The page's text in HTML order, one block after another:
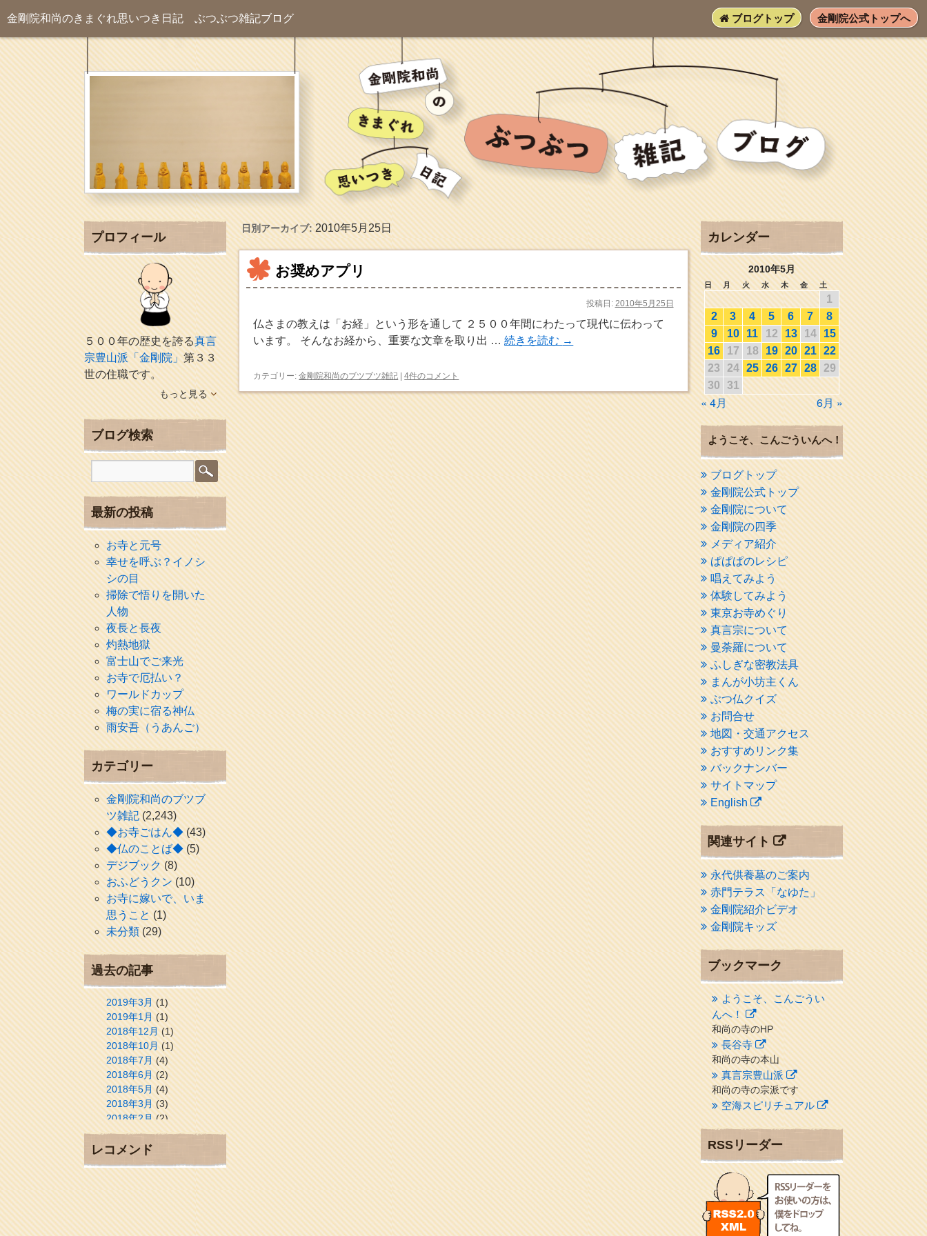
金剛院和尚のきまぐれ思いつき日記 ぶつぶつ雑記ブログ ブログトップ 金剛院公式トップへ
日別アーカイブ:2010年5月25日
お奨めアプリ
投稿日: 2010年5月25日
仏さまの教えは「お経」という形を通して ２５００年間にわたって現代に伝わって
います。 そんなお経から、重要な文章を取り出 …続きを読む →
カテゴリー: 金剛院和尚のブツブツ雑記 4件のコメント
プロフィール
５００年の歴史を誇る真言
宗豊山派「金剛院」第３３
世の住職です。
もっと見る
ブログ検索
最新の投稿
お寺と元号
幸せを呼ぶ？イノシ
シの目
掃除で悟りを開いた
人物
夜長と長夜
灼熱地獄
富士山でご来光
お寺で厄払い？
ワールドカップ
梅の実に宿る神仏
雨安吾（うあんご）
カテゴリー
金剛院和尚のブツブ
ツ雑記(2,243)
◆お寺ごはん◆(43)
◆仏のことば◆(5)
デジブック(8)
おふどうクン(10)
お寺に嫁いで、いま
思うこと(1)
未分類(29)
過去の記事
2019年3月(1)
2019年1月(1)
2018年12月(1)
2018年10月(1)
2018年7月(4)
2018年6月(2)
2018年5月(4)
2018年3月(3)
2018年2月(2)
2018年1月(2)
2017年12月
2017年10月(1)
2017年9月(4)
2017年8月(3)
2017年7月(1)
レコメンド
カレンダー
2010年5月
日 月 火 水 木 金 土
1
2
3 4 5 6 7
8
9
10 11 12 13 14
15
16
17 18 19 20 21 22
23
24 25 26 27 28
29
30
31
« 4月 6月 »
ようこそ、こんごういんへ！
ブログトップ
金剛院公式トップ
金剛院について
金剛院の四季
メディア紹介
ぱぱぱのレシピ
唱えてみよう
体験してみよう
東京お寺めぐり
真言宗について
曼荼羅について
ふしぎな密教法具
まんが小坊主くん
ぶつ仏クイズ
お問合せ
地図・交通アクセス
おすすめリンク集
バックナンバー
サイトマップ
English
関連サイト
永代供養墓のご案内
赤門テラス「なゆた」
金剛院紹介ビデオ
金剛院キッズ
ブックマーク
ようこそ、こんごうい
んへ！
和尚の寺のHP
長谷寺
和尚の寺の本山
真言宗豊山派
和尚の寺の宗派です
空海スピリチュアル
２１世紀を（空海）する情
クリプロホームページ
地域のライターさんです
小豆島 圓満寺
小豆島霊場第７４番のお寺
新聞屋の道具箱
RSSリーダー